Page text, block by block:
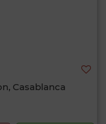
Casablanca